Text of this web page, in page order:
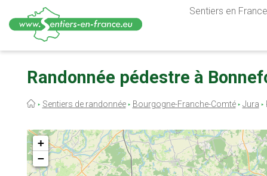
contenu
Sentiers en
Randonnée pédestre à
Fil
Sentiers de randonnée Bourgogne-Franche-Comté Jura
+
−